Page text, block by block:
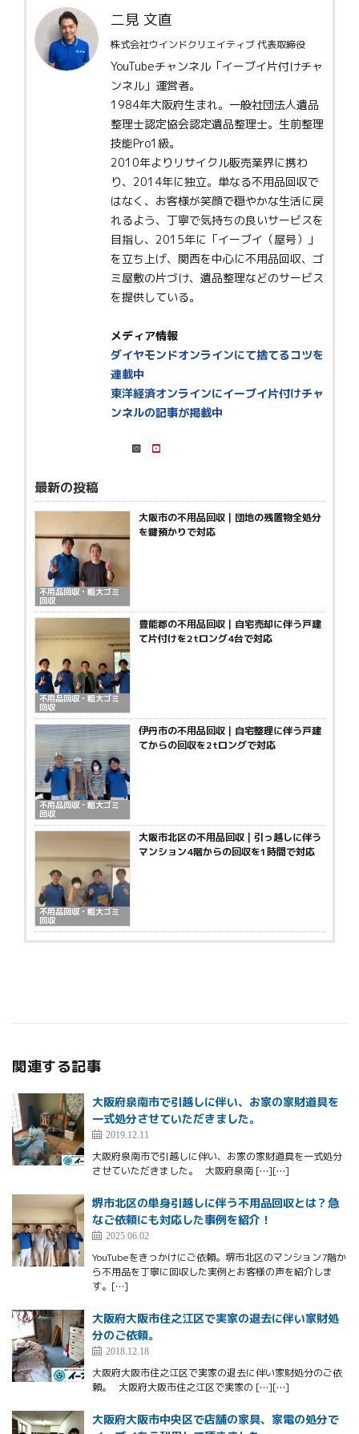
二見 文直
株式会社ウインドクリエイティブ 代表取締役
YouTubeチャンネル「イーブイ片付けチャ
ンネル」運営者。
1984年大阪府生まれ。一般社団法人遺品
整理士認定協会認定遺品整理士。生前整理
技能Pro1級。
2010年よりリサイクル販売業界に携わ
り、2014年に独立。単なる不用品回収で
はなく、お客様が笑顔で穏やかな生活に戻
れるよう、丁寧で気持ちの良いサービスを
目指し、2015年に「イーブイ（屋号）」
を立ち上げ、関西を中心に不用品回収、ゴ
ミ屋敷の片づけ、遺品整理などのサービス
を提供している。
メディア情報
ダイヤモンドオンラインにて捨てるコツを
連載中
東洋経済オンラインにイーブイ片付けチャ
ンネルの記事が掲載中
最新の投稿
不用品回収・粗大ゴミ
回収
大阪市の不用品回収｜団地の残置物全処分
を鍵預かりで対応
不用品回収・粗大ゴミ
回収
豊能郡の不用品回収｜自宅売却に伴う戸建
て片付けを2tロング4台で対応
不用品回収・粗大ゴミ
回収
伊丹市の不用品回収｜自宅整理に伴う戸建
てからの回収を2tロングで対応
不用品回収・粗大ゴミ
回収
大阪市北区の不用品回収｜引っ越しに伴う
マンション4階からの回収を1時間で対応
関連する記事
大阪府泉南市で引越しに伴い、お家の家財道具を
一式処分させていただきました。
2019.12.11
大阪府泉南市で引越しに伴い、お家の家財道具を一式処分
させていただきました。 大阪府泉南 […][…]
堺市北区の単身引越しに伴う不用品回収とは？急
なご依頼にも対応した事例を紹介！
2025.06.02
YouTubeをきっかけにご依頼。堺市北区のマンション7階か
ら不用品を丁寧に回収した実例とお客様の声を紹介しま
す。[…]
大阪府大阪市住之江区で実家の退去に伴い家財処
分のご依頼。
2018.12.18
大阪府大阪市住之江区で実家の退去に伴い家財処分のご依
頼。 大阪府大阪市住之江区で実家の […][…]
大阪府大阪市中央区で店舗の家具、家電の処分で